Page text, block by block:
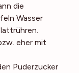
die
Wasser
eher mit
Puderzucker